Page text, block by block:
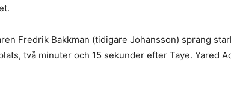
Fredrik Bakkman (tidigare Johansson) sprang
två minuter och 15 sekunder efter Taye. Yared